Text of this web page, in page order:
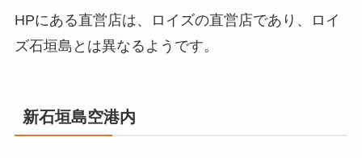
HPにある直営店は、ロイズの直営店であり、ロイ
ズ石垣島とは異なるようです。
新石垣島空港内